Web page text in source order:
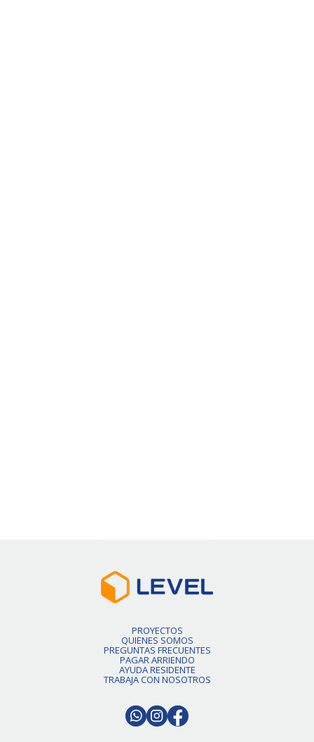
PROYECTOS
QUIENES SOMOS
PREGUNTAS FRECUENTES
PAGAR ARRIENDO
AYUDA RESIDENTE
TRABAJA CON NOSOTROS